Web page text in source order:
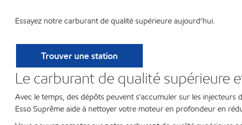
Essayez notre carburant de qualité supérieure aujourd’hui.
Trouver une station
Le carburant de qualité supérieure
Avec le temps, des dépôts peuvent s'accumuler sur les
Esso Suprême aide à nettoyer votre moteur en profondeur en